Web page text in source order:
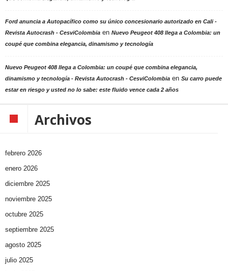
Ford anuncia a Autopacífico como su único concesionario autorizado en Cali -
Revista Autocrash - CesviColombia en Nuevo Peugeot 408 llega a Colombia: un
coupé que combina elegancia, dinamismo y tecnología
Nuevo Peugeot 408 llega a Colombia: un coupé que combina elegancia,
dinamismo y tecnología - Revista Autocrash - CesviColombia en Su carro puede
estar en riesgo y usted no lo sabe: este fluido vence cada 2 años
Archivos
febrero 2026
enero 2026
diciembre 2025
noviembre 2025
octubre 2025
septiembre 2025
agosto 2025
julio 2025